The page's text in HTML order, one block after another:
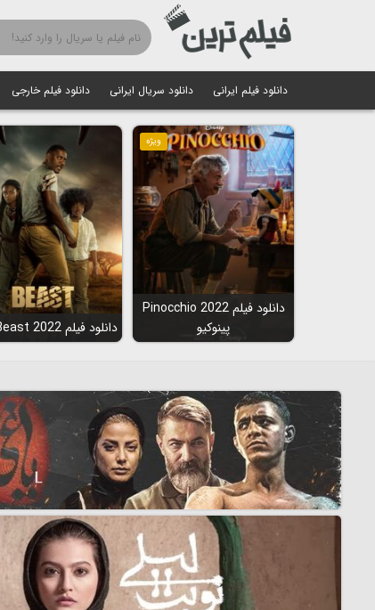
دانلود فیلم ایرانی دانلود سریال ایرانی دانلود فیلم خارجی
ویژه
دانلود فیلم Pinocchio 2022
پینوکیو
دانلود فیلم Beast 2022 هیولا